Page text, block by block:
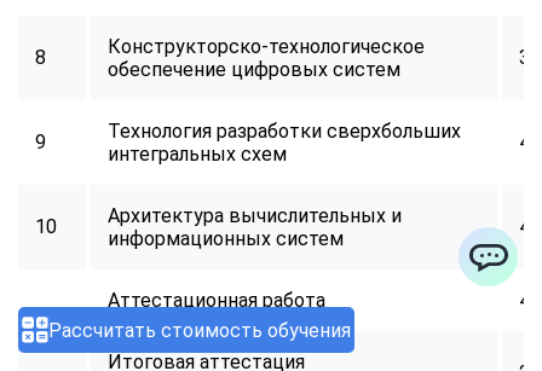
Рассчитать стоимость обучения
8
Конструкторско-технологическое
обеспечение цифровых систем
34
9
Технология разработки сверхбольших
интегральных схем
40
10
Архитектура вычислительных и
информационных систем
40
Аттестационная работа 40
Итоговая аттестация
ChatApp